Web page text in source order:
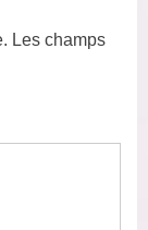
Les champs